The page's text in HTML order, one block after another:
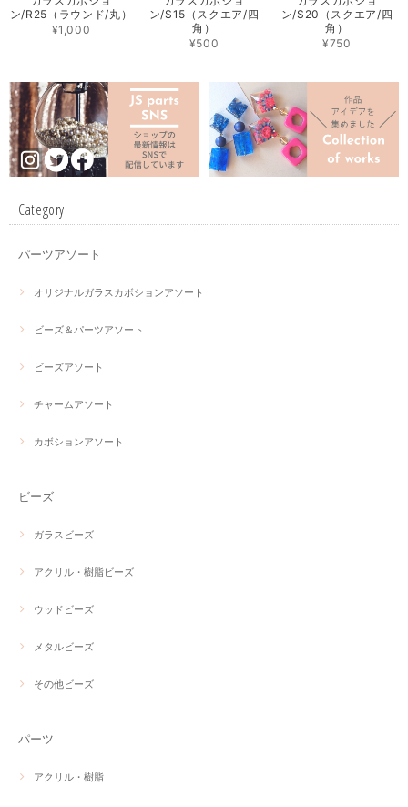
ン/R25（ラウンド/丸）
¥1,000
ン/S15（スクエア/四
角）
¥500
ン/S20（スクエア/四
角）
¥750
Category
パーツアソート
オリジナルガラスカボションアソート
ビーズ＆パーツアソート
ビーズアソート
チャームアソート
カボションアソート
ビーズ
ガラスビーズ
アクリル・樹脂ビーズ
ウッドビーズ
メタルビーズ
その他ビーズ
パーツ
アクリル・樹脂